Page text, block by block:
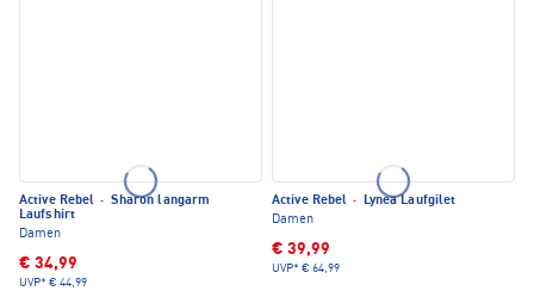
Active Rebel · Sharon langarm
Laufshirt
Damen
€ 34,99
UVP* € 44,99
Active Rebel ·
Lynea Laufgilet
Damen
€ 39,99
UVP* € 64,99